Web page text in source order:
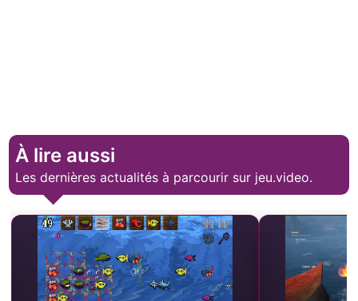
À lire aussi
Les dernières actualités à parcourir sur jeu.video.